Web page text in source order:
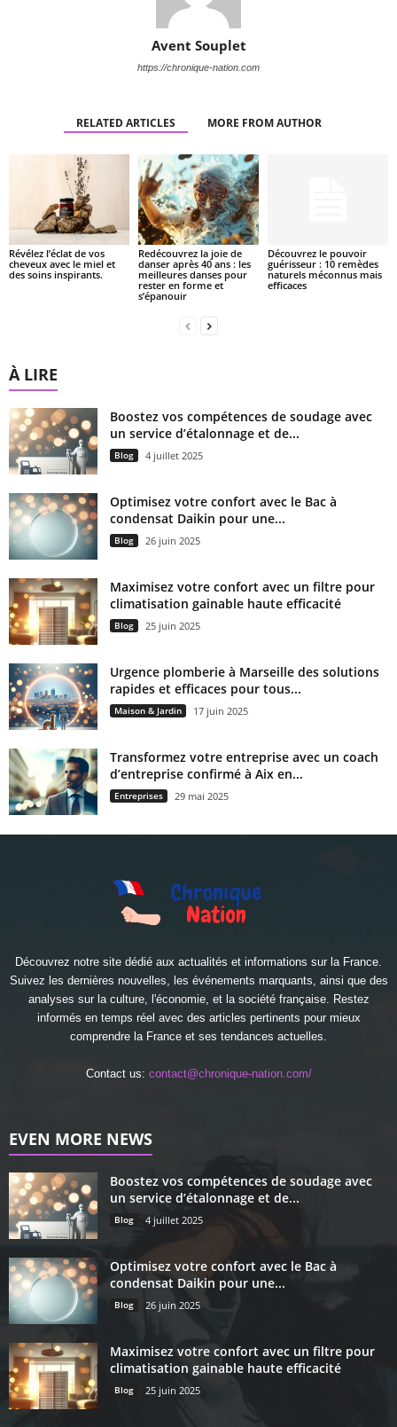
Avent Souplet
https://chronique-nation.com
RELATED ARTICLES MORE FROM AUTHOR
Révélez l’éclat de vos
cheveux avec le miel et
des soins inspirants.
Redécouvrez la joie de
danser après 40 ans : les
meilleures danses pour
rester en forme et
s’épanouir
Découvrez le pouvoir
guérisseur : 10 remèdes
naturels méconnus mais
efficaces
À LIRE
Boostez vos compétences de soudage avec
un service d’étalonnage et de...
Blog 4 juillet 2025
Optimisez votre confort avec le Bac à
condensat Daikin pour une...
Blog 26 juin 2025
Maximisez votre confort avec un filtre pour
climatisation gainable haute efficacité
Blog 25 juin 2025
Urgence plomberie à Marseille des solutions
rapides et efficaces pour tous...
Maison & Jardin 17 juin 2025
Transformez votre entreprise avec un coach
d’entreprise confirmé à Aix en...
Entreprises 29 mai 2025
Découvrez notre site dédié aux actualités et informations sur la France.
Suivez les dernières nouvelles, les événements marquants, ainsi que des
analyses sur la culture, l'économie, et la société française. Restez
informés en temps réel avec des articles pertinents pour mieux
comprendre la France et ses tendances actuelles.
Contact us: contact@chronique-nation.com/
EVEN MORE NEWS
Boostez vos compétences de soudage avec
un service d’étalonnage et de...
Blog 4 juillet 2025
Optimisez votre confort avec le Bac à
condensat Daikin pour une...
Blog 26 juin 2025
Maximisez votre confort avec un filtre pour
climatisation gainable haute efficacité
Blog 25 juin 2025